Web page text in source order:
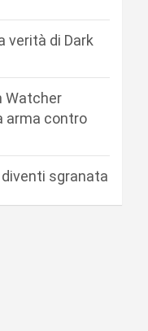
verità di Dark
Watcher
arma contro
sgranata